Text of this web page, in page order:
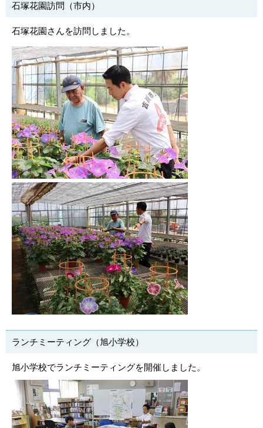
石塚花園訪問（市内）
石塚花園さんを訪問しました。
ランチミーティング（旭小学校）
旭小学校でランチミーティングを開催しました。